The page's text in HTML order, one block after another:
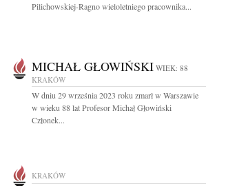
Pilichowskiej-Ragno wieloletniego pracownika...
MICHAŁ GŁOWIŃSKI WIEK: 88
KRAKÓW
W dniu 29 września 2023 roku zmarł w Warszawie
w wieku 88 lat Profesor Michał Głowiński
Członek...
KRAKÓW